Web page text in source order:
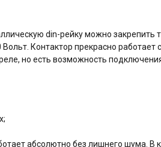
din-рейку можно закрепить
Контактор прекрасно
но есть возможность
абсолютно без лишнего шума. В